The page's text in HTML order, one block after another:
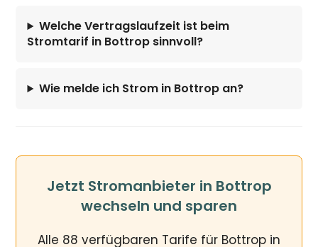
Welche Vertragslaufzeit ist beim
Stromtarif in Bottrop sinnvoll?
Wie melde ich Strom in Bottrop an?
Jetzt Stromanbieter in Bottrop
wechseln und sparen
Alle 88 verfügbaren Tarife für Bottrop in